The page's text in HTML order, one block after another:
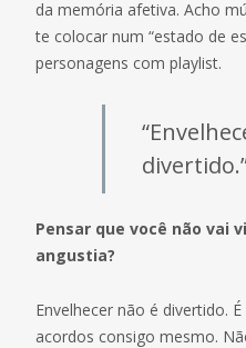
da memória afetiva. Acho
te colocar num “estado de
personagens com playlist.
Pensar que você não vai
angustia?
Envelhecer não é divertido.
acordos consigo mesmo.